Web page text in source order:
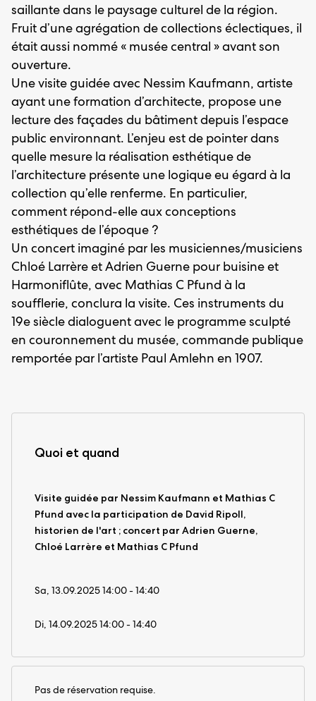
saillante dans le paysage culturel de la région.
Fruit d’une agrégation de collections éclectiques, il
était aussi nommé « musée central » avant son
ouverture.
Une visite guidée avec Nessim Kaufmann, artiste
ayant une formation d’architecte, propose une
lecture des façades du bâtiment depuis l’espace
public environnant. L’enjeu est de pointer dans
quelle mesure la réalisation esthétique de
l’architecture présente une logique eu égard à la
collection qu’elle renferme. En particulier,
comment répond-elle aux conceptions
esthétiques de l’époque ?
Un concert imaginé par les musiciennes/musiciens
Chloé Larrère et Adrien Guerne pour buisine et
Harmoniflûte, avec Mathias C Pfund à la
soufflerie, conclura la visite. Ces instruments du
19e siècle dialoguent avec le programme sculpté
en couronnement du musée, commande publique
remportée par l’artiste Paul Amlehn en 1907.
Quoi et quand
Visite guidée par Nessim Kaufmann et Mathias C
Pfund avec la participation de David Ripoll,
historien de l'art ; concert par Adrien Guerne,
Chloé Larrère et Mathias C Pfund
Sa, 13.09.2025 14:00 - 14:40
Di, 14.09.2025 14:00 - 14:40
Pas de réservation requise.